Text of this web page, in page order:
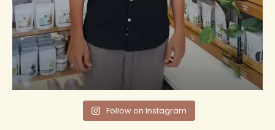
Follow on Instagram